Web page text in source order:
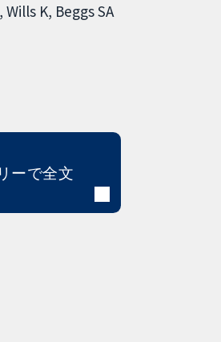
Wills K Beggs SA
ーで全文